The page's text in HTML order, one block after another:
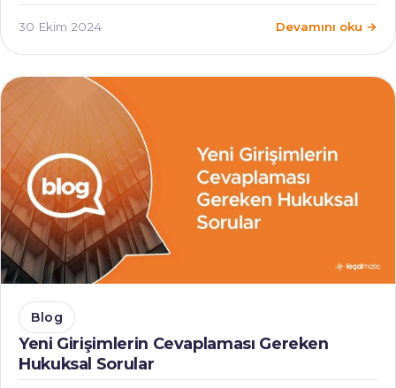
30 Ekim 2024 Devamını oku →
Blog
Yeni Girişimlerin Cevaplaması Gereken
Hukuksal Sorular